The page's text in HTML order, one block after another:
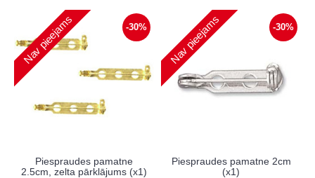
-30%
Nav pieejams
Piespraudes pamatne
2.5cm, zelta pārklājums (x1)
-30%
Nav pieejams
Piespraudes pamatne 2cm
(x1)